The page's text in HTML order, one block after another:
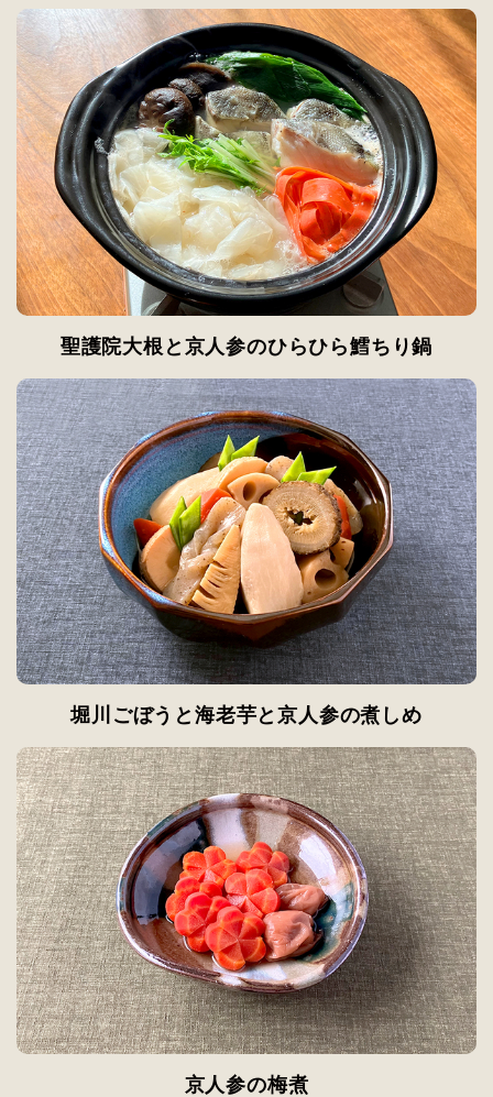
聖護院大根と京人参のひらひら鱈ちり鍋
堀川ごぼうと海老芋と京人参の煮しめ
京人参の梅煮